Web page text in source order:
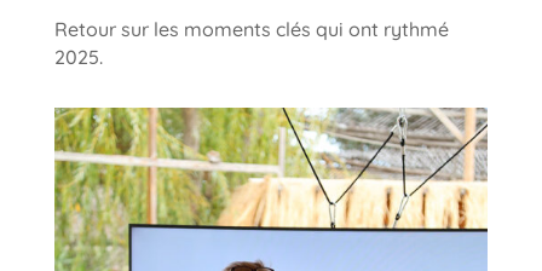
Retour sur les moments clés qui ont rythmé
2025.